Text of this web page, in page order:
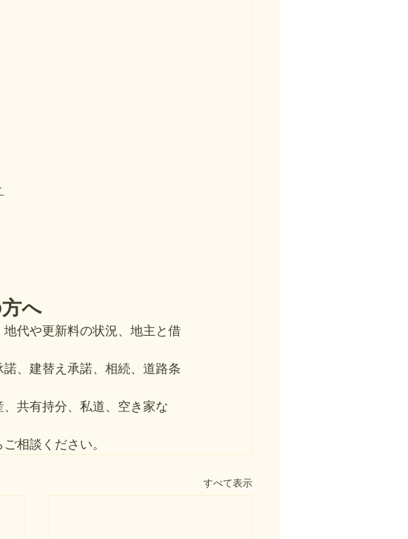
へ
代や更新料の状況、地主と借
、建替え承諾、相続、道路条
共有持分、私道、空き家な
相談ください。
すべて表示